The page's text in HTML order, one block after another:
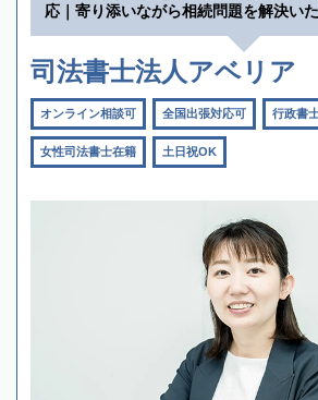
応｜寄り添いながら相続問題を解決い
司法書士法人アベリア
オンライン相談可 全国出張対応可 行政書
女性司法書士在籍 土日祝OK